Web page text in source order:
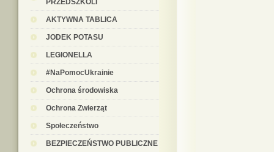
PRZEDSZKOLI
AKTYWNA TABLICA
JODEK POTASU
LEGIONELLA
#NaPomocUkrainie
Ochrona środowiska
Ochrona Zwierząt
Społeczeństwo
BEZPIECZEŃSTWO PUBLICZNE